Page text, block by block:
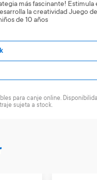
más fascinante! Estimula
la creatividad Juego
de 10 años
para canje online.
sujeta a stock.